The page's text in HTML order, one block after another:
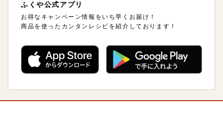
ギフトセット
ご飯のおとも
3,000～3,999円
4,000～4,999円
配送方法・送料について
熨斗（のし）・包装について
海外発送について
卸販売について
ふくや公式アプリ
お得なキャンペーン情報をいち早くお届け！
商品を使ったカンタンレシピを紹介しております！